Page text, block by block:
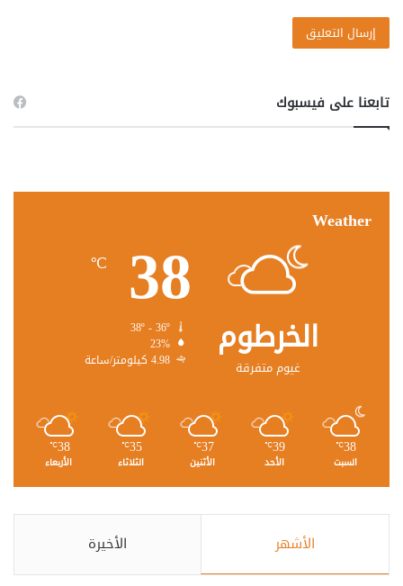
تابعنا على فيسبوك
Weather
الخرطوم
غيوم متفرقة
38
℃
23%
4.98 كيلومتر/ساعة
38
℃
السبت
39
℃
الأحد
37
℃
الأثنين
35
℃
الثلاثاء
38
℃
الأربعاء
الأشهر الأخيرة